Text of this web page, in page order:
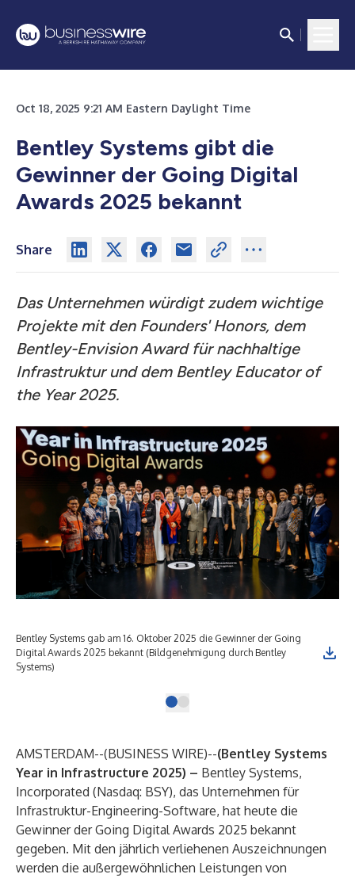
Oct 18, 2025 9:21 AM Eastern Daylight Time
Bentley Systems gibt die
Gewinner der Going Digital
Awards 2025 bekannt
Share
Das Unternehmen würdigt zudem wichtige
Projekte mit den Founders' Honors, dem
Bentley-Envision Award für nachhaltige
Infrastruktur und dem Bentley Educator of
the Year 2025.
Bentley Systems gab am 16. Oktober 2025 die Gewinner der Going
Digital Awards 2025 bekannt (Bildgenehmigung durch Bentley
Systems)
AMSTERDAM--(BUSINESS WIRE)--(Bentley Systems
Year in Infrastructure 2025) – Bentley Systems,
Incorporated (Nasdaq: BSY), das Unternehmen für
Infrastruktur-Engineering-Software, hat heute die
Gewinner der Going Digital Awards 2025 bekannt
gegeben. Mit den jährlich verliehenen Auszeichnungen
werden die außergewöhnlichen Leistungen von